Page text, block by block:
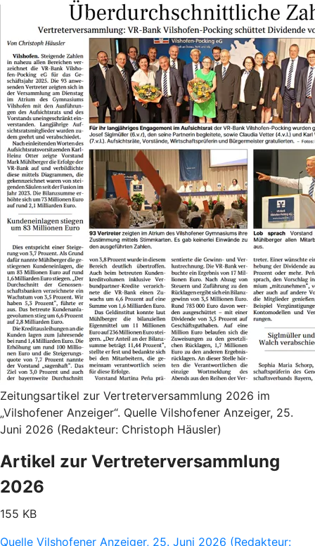
Zeitungsartikel zur Vertreterversammlung 2026 im
„Vilshofener Anzeiger“. Quelle Vilshofener Anzeiger, 25.
Juni 2026 (Redakteur: Christoph Häusler)
Artikel zur Vertreterversammlung
2026
155 KB
Quelle Vilshofener Anzeiger, 25. Juni 2026 (Redakteur: